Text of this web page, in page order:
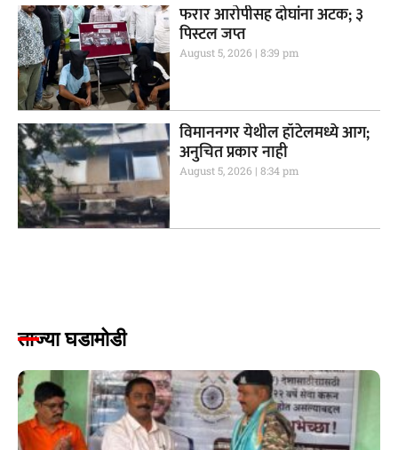
फरार आरोपीसह दोघांना अटक; ३
पिस्टल जप्त
August 5, 2026 8:39 pm
विमाननगर येथील हॉटेलमध्ये आग;
अनुचित प्रकार नाही
August 5, 2026 8:34 pm
ताज्या घडामोडी